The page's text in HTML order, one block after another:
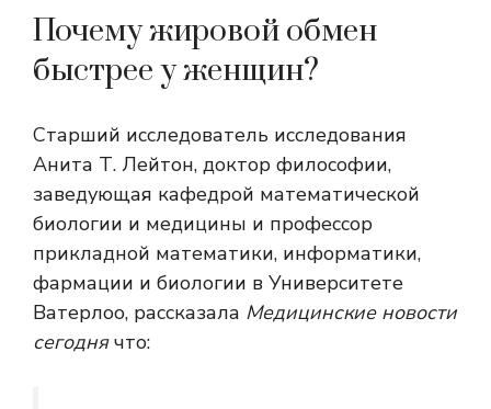
Почему жировой обмен
быстрее у женщин?
Старший исследователь исследования
Анита Т. Лейтон, доктор философии,
заведующая кафедрой математической
биологии и медицины и профессор
прикладной математики, информатики,
фармации и биологии в Университете
Ватерлоо, рассказала Медицинские новости
сегоднячто: